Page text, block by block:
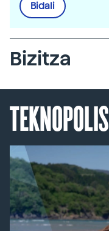
Bidali
Bizitza
TEKNOPOLIS